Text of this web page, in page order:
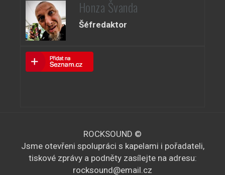
Honza Švanda
Šéfredaktor
ROCKSOUND ©
Jsme otevřeni spolupráci s kapelami i pořadateli,
tiskové zprávy a podněty zasílejte na adresu:
rocksound@email.cz